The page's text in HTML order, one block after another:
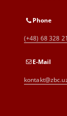
Phone
(+48) 68 328
E-Mail